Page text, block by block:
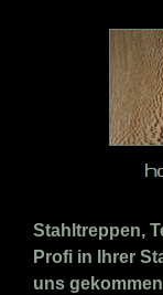
Stahltreppen,
Profi in Ihrer
uns